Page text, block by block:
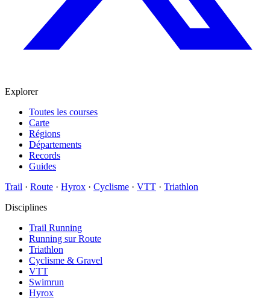
Explorer
Toutes les courses
Carte
Régions
Départements
Records
Guides
Trail · Route · Hyrox · Cyclisme · VTT · Triathlon
Disciplines
Trail Running
Running sur Route
Triathlon
Cyclisme & Gravel
VTT
Swimrun
Hyrox